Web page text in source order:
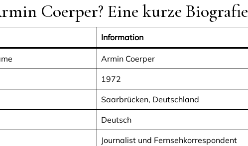
Coerper? Eine kurze Biografie
Information
Armin Coerper
1972
Saarbrücken, Deutschland
Deutsch
Journalist und Fernsehkorrespondent